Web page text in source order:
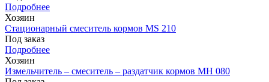
Подробнее
Хозяин
Стационарный смеситель кормов MS 210
Под заказ
Подробнее
Хозяин
Измельчитель – смеситель – раздатчик кормов MH 080